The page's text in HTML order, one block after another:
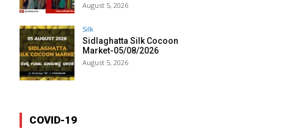
August 5, 2026
Silk
Sidlaghatta Silk Cocoon
Market-05/08/2026
August 5, 2026
COVID-19